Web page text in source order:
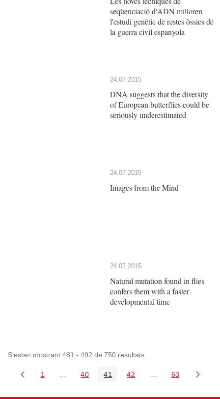
seqüenciació d'ADN milloren
l'estudi genètic de restes òssies de
la guerra civil espanyola
24.07.2015
DNA suggests that the diversity
of European butterflies could be
seriously underestimated
24.07.2015
Images from the Mind
24.07.2015
Natural mutation found in flies
confers them with a faster
developmental time
S'estan mostrant 481 - 492 de 750 resultats.
Pàgina
1 Pàgines intermèdies Utilitzeu TAB per navegar.
Pàgina
40 Pàgina
41 Pàgina
42 PàginesPàgina
63